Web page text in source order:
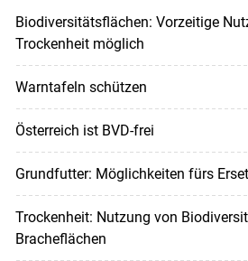
Biodiversitätsflächen: Vorzeitige
Trockenheit möglich
Warntafeln schützen
Österreich ist BVD-frei
Grundfutter: Möglichkeiten fürs
Trockenheit: Nutzung von
Bracheflächen